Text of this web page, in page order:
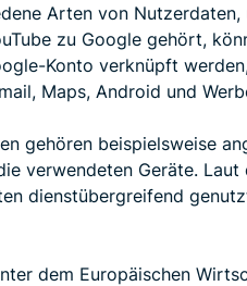
Arten von
zu Google gehört,
Konto verknüpft
Maps, Android und
gehören beispielsweise
verwendeten Geräte. Laut
dienstübergreifend
dem Europäischen